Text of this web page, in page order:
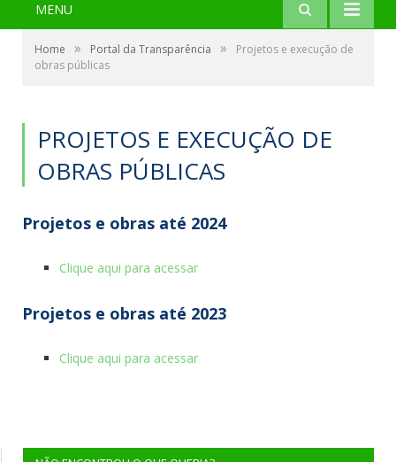
MENU
Home » Portal da Transparência »
Projetos e execução de
obras públicas
PROJETOS E EXECUÇÃO DE
OBRAS PÚBLICAS
Projetos e obras até 2024
Clique aqui para acessar
Projetos e obras até 2023
Clique aqui para acessar